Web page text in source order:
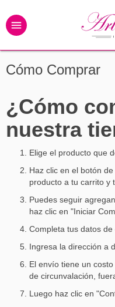
Cómo Comprar
¿Cómo
nuestra
Elige el producto que
Haz clic en el botón
producto a tu carrito y
Puedes seguir
haz clic en "Iniciar
Completa tus datos de
Ingresa la dirección a
El envío tiene un
de circunvalación,
Luego haz clic en